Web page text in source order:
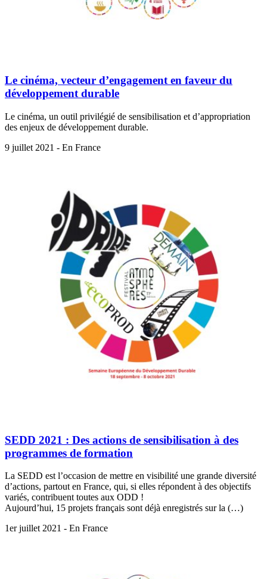
Le cinéma, vecteur d’engagement en faveur du
développement durable
Le cinéma, un outil privilégié de sensibilisation et d’appropriation
des enjeux de développement durable.
9 juillet 2021 - En France
SEDD 2021 : Des actions de sensibilisation à des
programmes de formation
La SEDD est l’occasion de mettre en visibilité une grande diversité
d’actions, partout en France, qui, si elles répondent à des objectifs
variés, contribuent toutes aux ODD !
Aujourd’hui, 15 projets français sont déjà enregistrés sur la (…)
1er juillet 2021 - En France